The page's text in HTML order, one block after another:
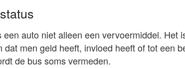
auto niet alleen een vervoermiddel. Het
men geld heeft, invloed heeft of tot een
de bus soms vermeden.